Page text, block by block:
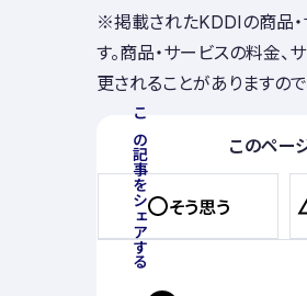
※掲載されたKDDIの商品・
す。商品・サービスの料金
更されることがありますの
この記事をシェアする このペー
そう思う